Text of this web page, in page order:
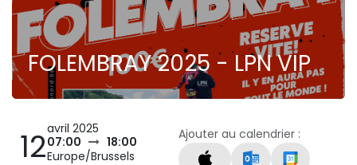
FOLEMBRAY 2025 - LPN VIP
12avril 2025
07:00
18:00
Europe/Brussels
Ajouter au calendrier :